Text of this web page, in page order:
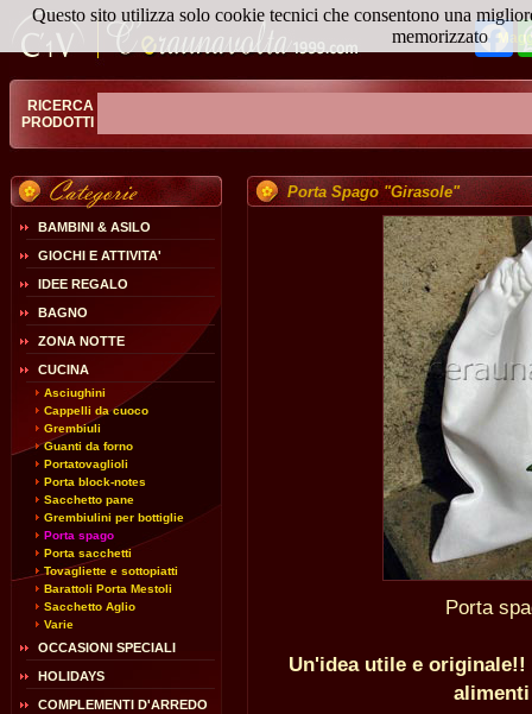
RICERCA
PRODOTTI
BAMBINI & ASILO
GIOCHI E ATTIVITA'
IDEE REGALO
BAGNO
ZONA NOTTE
CUCINA
Asciughini
Cappelli da cuoco
Grembiuli
Guanti da forno
Portatovaglioli
Porta block-notes
Sacchetto pane
Grembiulini per bottiglie
Porta spago
Porta sacchetti
Tovagliette e sottopiatti
Barattoli Porta Mestoli
Sacchetto Aglio
Varie
OCCASIONI SPECIALI
HOLIDAYS
COMPLEMENTI D'ARREDO
Porta Spago "Girasole"
Porta
Un'idea utile e
Questo sito utilizza solo cookie tecnici che consentono una
memorizzato